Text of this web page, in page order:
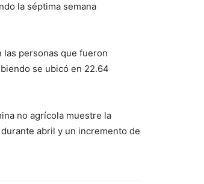
la séptima semana
las personas que fueron
se ubicó en 22.64
no agrícola muestre la
abril y un incremento de